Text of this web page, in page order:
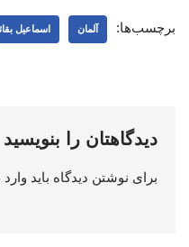
برچسب‌ها: آلمان اسماعیل
دیدگاهتان را بنویسید
برای نوشتن دیدگاه باید